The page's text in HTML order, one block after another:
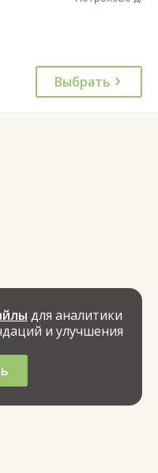
Выбрать
для аналитики
и улучшения